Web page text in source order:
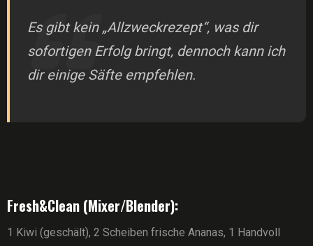
Es gibt kein „Allzweckrezept“, was dir
sofortigen Erfolg bringt, dennoch kann ich
dir einige Säfte empfehlen.
Fresh&Clean (Mixer/Blender):
1 Kiwi (geschält), 2 Scheiben frische Ananas, 1 Handvoll